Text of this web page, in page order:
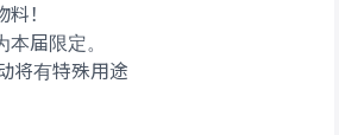
！
届限定。
将有特殊用途